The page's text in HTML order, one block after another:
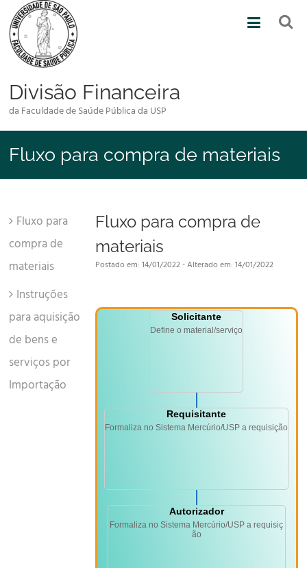
content
Divisão Financeira
da Faculdade de Saúde Pública da USP
Fluxo para compra de materiais
Fluxo para compra de
materiais
Postado em: 14/01/2022 - Alterado em: 14/01/2022
Solicitante
Define o material/serviço
Requisitante
Formaliza no Sistema Mercúrio/USP a requisição
Autorizador
Formaliza no Sistema Mercúrio/USP a requisiç
ão
Fluxo para
compra de
materiais
Instruções
para aquisição
de bens e
serviços por
Importação